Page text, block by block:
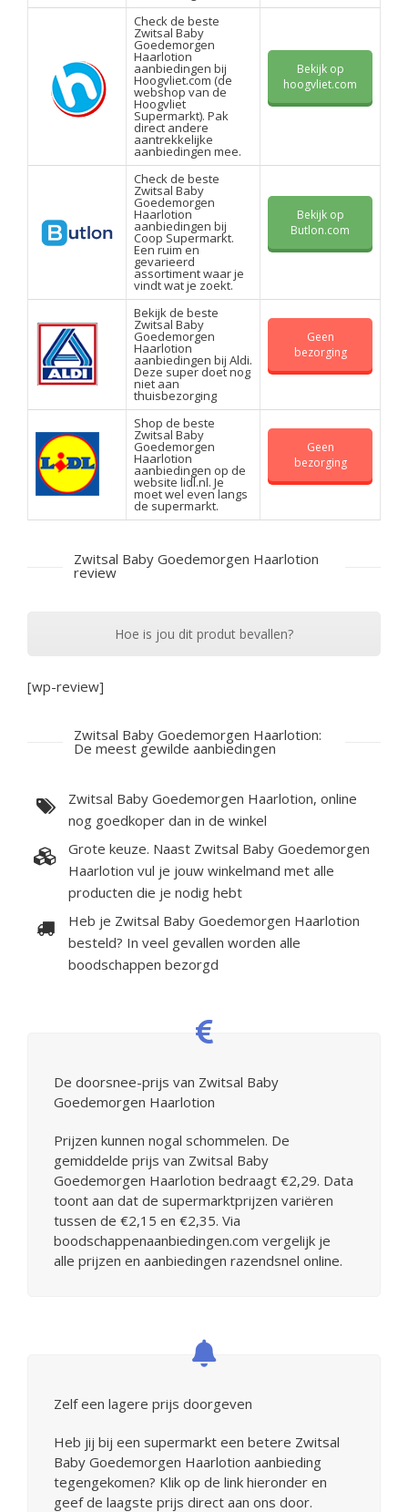
Check de beste
Zwitsal Baby
Goedemorgen
Haarlotion
aanbiedingen bij
Hoogvliet.com (de
webshop van de
Hoogvliet
Supermarkt). Pak
direct andere
aantrekkelijke
aanbiedingen mee.
Bekijk op
hoogvliet.com
Check de beste
Zwitsal Baby
Goedemorgen
Haarlotion
aanbiedingen bij
Coop Supermarkt.
Een ruim en
gevarieerd
assortiment waar je
vindt wat je zoekt.
Bekijk op
Butlon.com
Bekijk de beste
Zwitsal Baby
Goedemorgen
Haarlotion
aanbiedingen bij Aldi.
Deze super doet nog
niet aan
thuisbezorging
Geen
bezorging
Shop de beste
Zwitsal Baby
Goedemorgen
Haarlotion
aanbiedingen op de
website lidl.nl. Je
moet wel even langs
de supermarkt.
Geen
bezorging
Zwitsal Baby Goedemorgen Haarlotion
review
Hoe is jou dit produt bevallen?
[wp-review]
Zwitsal Baby Goedemorgen Haarlotion:
De meest gewilde aanbiedingen
Zwitsal Baby Goedemorgen Haarlotion, online
nog goedkoper dan in de winkel
Grote keuze. Naast Zwitsal Baby Goedemorgen
Haarlotion vul je jouw winkelmand met alle
producten die je nodig hebt
Heb je Zwitsal Baby Goedemorgen Haarlotion
besteld? In veel gevallen worden alle
boodschappen bezorgd
De doorsnee-prijs van Zwitsal Baby
Goedemorgen Haarlotion
Prijzen kunnen nogal schommelen. De
gemiddelde prijs van Zwitsal Baby
Goedemorgen Haarlotion bedraagt €2,29. Data
toont aan dat de supermarktprijzen variëren
tussen de €2,15 en €2,35. Via
boodschappenaanbiedingen.com vergelijk je
alle prijzen en aanbiedingen razendsnel online.
Zelf een lagere prijs doorgeven
Heb jij bij een supermarkt een betere Zwitsal
Baby Goedemorgen Haarlotion aanbieding
tegengekomen? Klik op de link hieronder en
geef de laagste prijs direct aan ons door.